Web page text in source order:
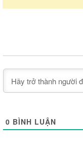
0 BÌNH LUẬN